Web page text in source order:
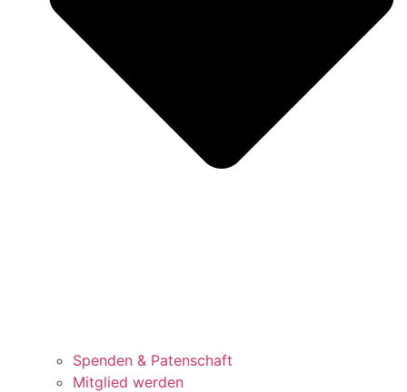
Spenden & Patenschaft
Mitglied werden